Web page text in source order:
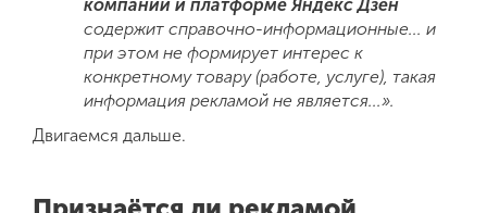
компании и платформе Яндекс Дзен
содержит справочно-информационные... и
при этом не формирует интерес к
конкретному товару (работе, услуге), такая
информация рекламой не является...».
Двигаемся дальше.